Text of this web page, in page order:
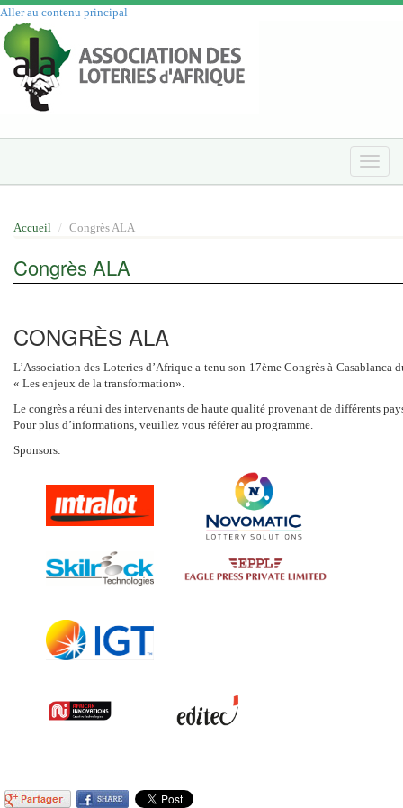
Aller au contenu principal
Toggle
Accueil Congrès ALA
Congrès ALA
CONGRÈS ALA
L’Association des Loteries d’Afrique a tenu son 17ème Congrès à Casablanca
« Les enjeux de la transformation».
Le congrès a réuni des intervenants de haute qualité provenant de différents
Pour plus d’informations, veuillez vous référer au programme.
Sponsors: